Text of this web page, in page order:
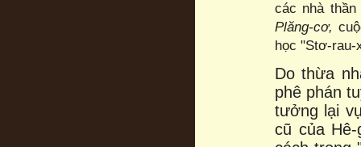
các nhà
Plăng-cơ,
học "Stơ-rau-
Do thừa
phê phán
tưởng lại
cũ của